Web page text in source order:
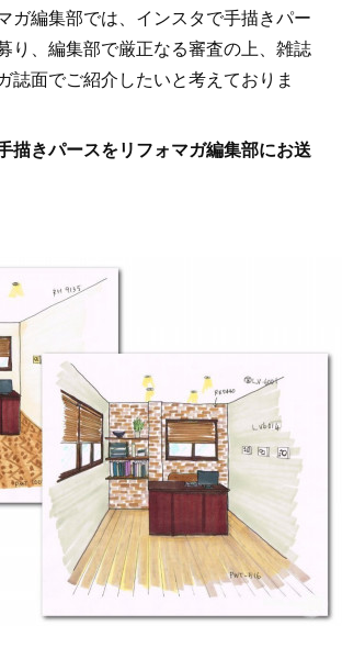
ガ編集部では、インスタで手描きパー
り、編集部で厳正なる審査の上、雑誌
誌面でご紹介したいと考えておりま
描きパースをリフォマガ編集部にお送